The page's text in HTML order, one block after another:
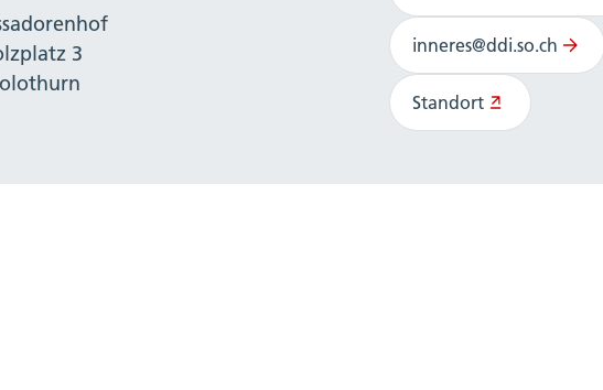
3
inneres@ddi.so.ch
Standort